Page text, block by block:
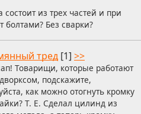
из трех частей и при
болтами? Без сварки?
тред [1] >>
Товарищи, которые работают
подскажите,
как можно отогнуть кромку
Т. Е. Сделал цилинд из